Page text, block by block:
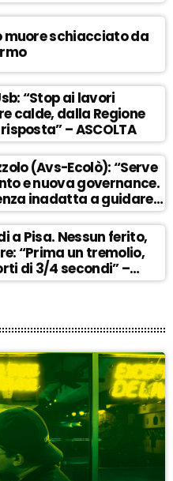
muore schiacciato da
“Stop ai lavori
calde, dalla Regione
– ASCOLTA
(Avs-Ecolò): “Serve
e nuova governance.
inadatta a guidare
a Pisa. Nessun ferito,
“Prima un tremolio,
di 3/4 secondi” –